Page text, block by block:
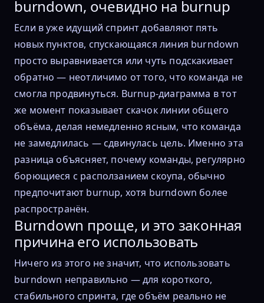
burndown, очевидно на burnup
Если в уже идущий спринт добавляют пять
новых пунктов, спускающаяся линия burndown
просто выравнивается или чуть подскакивает
обратно — неотличимо от того, что команда не
смогла продвинуться. Burnup-диаграмма в тот
же момент показывает скачок линии общего
объёма, делая немедленно ясным, что команда
не замедлилась — сдвинулась цель. Именно эта
разница объясняет, почему команды, регулярно
борющиеся с расползанием скоупа, обычно
предпочитают burnup, хотя burndown более
распространён.
Burndown проще, и это законная
причина его использовать
Ничего из этого не значит, что использовать
burndown неправильно — для короткого,
стабильного спринта, где объём реально не